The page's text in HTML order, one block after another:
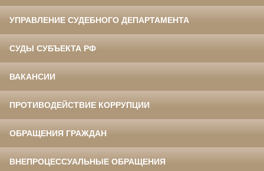
УПРАВЛЕНИЕ СУДЕБНОГО ДЕПАРТАМЕНТА
СУДЫ СУБЪЕКТА РФ
ВАКАНСИИ
ПРОТИВОДЕЙСТВИЕ КОРРУПЦИИ
ОБРАЩЕНИЯ ГРАЖДАН
ВНЕПРОЦЕССУАЛЬНЫЕ ОБРАЩЕНИЯ